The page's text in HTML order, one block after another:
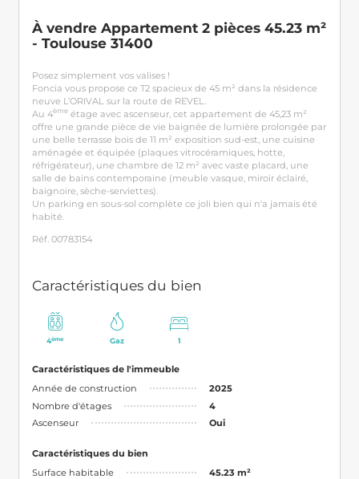
À vendre Appartement 2 pièces 45.23 m²
- Toulouse 31400
Posez simplement vos valises !
Foncia vous propose ce T2 spacieux de 45 m² dans la résidence
neuve L’ORIVAL sur la route de REVEL.
Au 4èmeétage avec ascenseur, cet appartement de 45,23 m²
offre une grande pièce de vie baignée de lumière prolongée par
une belle terrasse bois de 11 m² exposition sud-est, une cuisine
aménagée et équipée (plaques vitrocéramiques, hotte,
réfrigérateur), une chambre de 12 m² avec vaste placard, une
salle de bains contemporaine (meuble vasque, miroir éclairé,
baignoire, sèche-serviettes).
Un parking en sous-sol complète ce joli bien qui n'a jamais été
habité.
Réf. 00783154
Caractéristiques du bien
4ème Gaz 1
Caractéristiques de l'immeuble
Année de construction
2025
Nombre d'étages
4
Ascenseur
Oui
Caractéristiques du bien
Surface habitable
45.23 m²